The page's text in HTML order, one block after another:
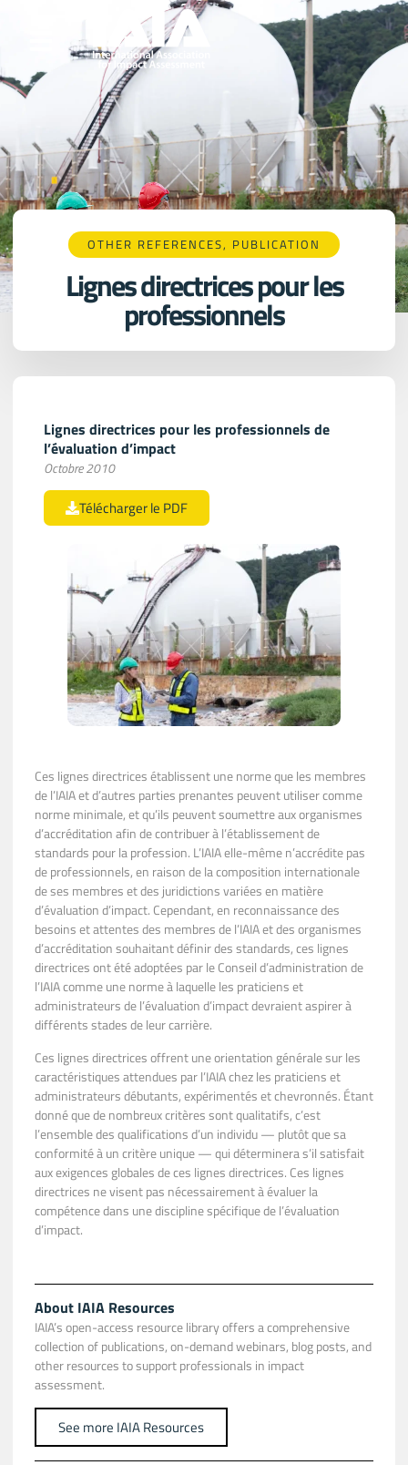
OTHER REFERENCES, PUBLICATION
Lignes directrices pour les
professionnels
Lignes directrices pour les professionnels de
l’évaluation d’impact
Octobre 2010
Télécharger le PDF
Ces lignes directrices établissent une norme que les membres
de l’IAIA et d’autres parties prenantes peuvent utiliser comme
norme minimale, et qu’ils peuvent soumettre aux organismes
d’accréditation afin de contribuer à l’établissement de
standards pour la profession. L’IAIA elle-même n’accrédite pas
de professionnels, en raison de la composition internationale
de ses membres et des juridictions variées en matière
d’évaluation d’impact. Cependant, en reconnaissance des
besoins et attentes des membres de l’IAIA et des organismes
d’accréditation souhaitant définir des standards, ces lignes
directrices ont été adoptées par le Conseil d’administration de
l’IAIA comme une norme à laquelle les praticiens et
administrateurs de l’évaluation d’impact devraient aspirer à
différents stades de leur carrière.
Ces lignes directrices offrent une orientation générale sur les
caractéristiques attendues par l’IAIA chez les praticiens et
administrateurs débutants, expérimentés et chevronnés. Étant
donné que de nombreux critères sont qualitatifs, c’est
l’ensemble des qualifications d’un individu — plutôt que sa
conformité à un critère unique — qui déterminera s’il satisfait
aux exigences globales de ces lignes directrices. Ces lignes
directrices ne visent pas nécessairement à évaluer la
compétence dans une discipline spécifique de l’évaluation
d’impact.
About IAIA Resources
IAIA’s open-access resource library offers a comprehensive
collection of publications, on-demand webinars, blog posts, and
other resources to support professionals in impact
assessment.
See more IAIA Resources